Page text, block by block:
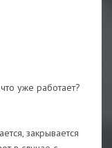
уже работает?
закрывается